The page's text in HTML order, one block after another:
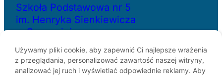
Szkoła Podstawowa nr 5
im. Henryka Sienkiewicza
w Szczecinie
ul. Bł. Królowej Jadwigi 29
Używamy pliki cookie, aby zapewnić Ci najlepsze wrażenia
z przeglądania, personalizować zawartość naszej witryny,
analizować jej ruch i wyświetlać odpowiednie reklamy. Aby